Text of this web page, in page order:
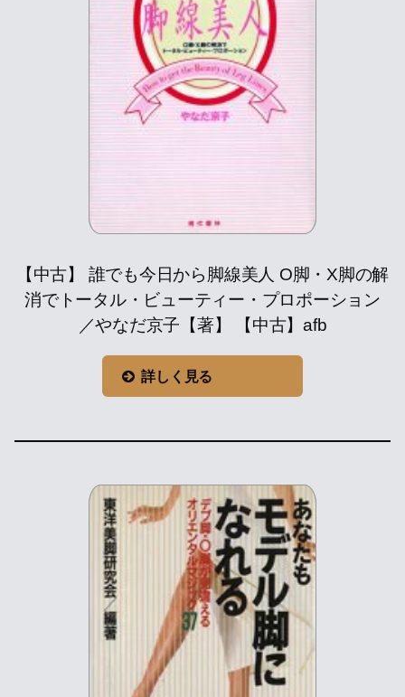
【中古】 誰でも今日から脚線美人 O脚・X脚の解
消でトータル・ビューティー・プロポーション
／やなだ京子【著】 【中古】afb
詳しく見る